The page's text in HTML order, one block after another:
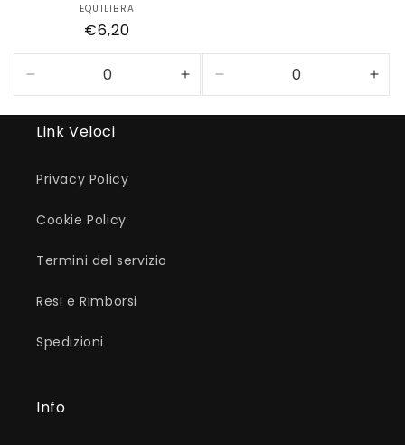
Produttore:
EQUILIBRA
Prezzo
di
listino
€6,20
quantità
per
Default
Aumenta
quantità
per
quantità
per
per
Link Veloci
Privacy Policy
Cookie Policy
Termini del servizio
Resi e Rimborsi
Spedizioni
Info